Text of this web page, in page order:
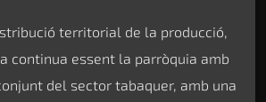
territorial de la producció,
continua essent la parròquia amb
del sector tabaquer, amb una